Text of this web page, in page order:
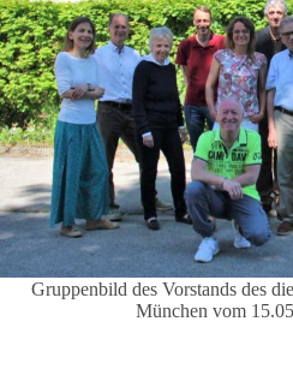
Gruppenbild des Vorstands des
München vom